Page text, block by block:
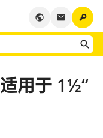
key
email
public
用于 1½“